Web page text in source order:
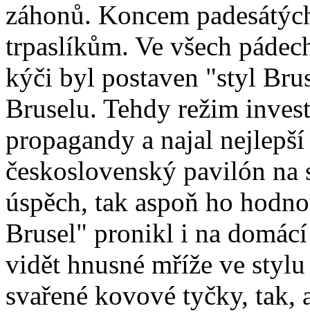
záhonů. Koncem
trpaslíkům. Ve všech
kýči byl postaven "styl
Bruselu. Tehdy režim
propagandy a najal
československý pavilón
úspěch, tak aspoň ho
Brusel" pronikl i na domácí
vidět hnusné mříže ve
svařené kovové tyčky,